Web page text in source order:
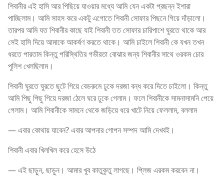
শিবানীর এই হাসি আর পিছিয়ে যাওয়ার মধ্যে আমি যেন একটা প্রছন্ন ইশারা
পাচ্ছিলাম। আমি সাহস করে একটু এগোতে শিবানী সোফার পিছনে গিয়ে দাঁড়ালো।
তারপর আমি যত শিবানীর কাছে যাই শিবানী তত সোফার চারিপাশে ঘুরতে থাকে আর
সেই হাসি দিয়ে আমাকে আকর্ষণ করতে থাকে। আমি চাইলে শিবানী কে যখন তখন
ধরতে পারতাম কিন্তু পরিস্থিতির গভীরতা বোঝার জন্য শিবানীর সাথে ওরকম চোর
পুলিশ খেলছিলাম।
শিবানী ঘুরতে ঘুরতে ছুটে গিয়ে বেডরুমে ঢুকে দরজা বন্ধ করে দিতে চাইলো। কিন্তু
আমি পিছু পিছু গিয়ে দরজা ঠেলে ঘরে ঢুকে গেলাম। ফলে শিবানীকে সামনাসামনি পেয়ে
গেলাম। আমি শিবানীকে সামনে থেকে জড়িয়ে ধরে খাটে নিয়ে ফেললাম, বললাম
— এবার কোথায় যাবেন? এবার আপনার গোপন সম্পদ আমি দেখবই।
শিবানী এবার খিলখিল করে হেসে উঠে
— এই ছাড়ুন, ছাড়ুন। আমার খুব কাতুকুতু লাগছে। প্লিজ এরকম করবেন না।